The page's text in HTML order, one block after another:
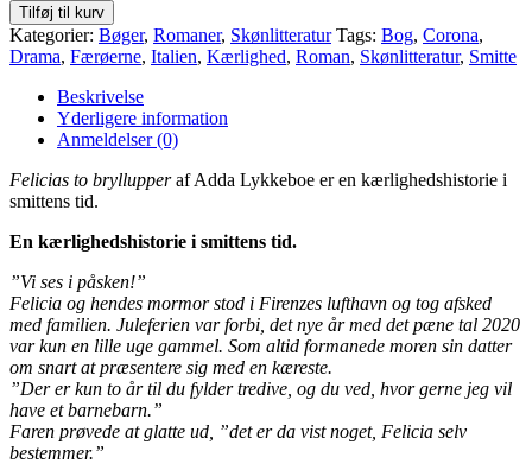
Tilføj til kurv
Kategorier: Bøger, Romaner, Skønlitteratur Tags: Bog, Corona,
Drama, Færøerne, Italien, Kærlighed, Roman, Skønlitteratur, Smitte
Beskrivelse
Yderligere information
Anmeldelser (0)
Felicias to bryllupperaf Adda Lykkeboe er en kærlighedshistorie i
smittens tid.
En kærlighedshistorie i smittens tid.
”Vi ses i påsken!”
Felicia og hendes mormor stod i Firenzes lufthavn og tog afsked
med familien. Juleferien var forbi, det nye år med det pæne tal 2020
var kun en lille uge gammel. Som altid formanede moren sin datter
om snart at præsentere sig med en kæreste.
”Der er kun to år til du fylder tredive, og du ved, hvor gerne jeg vil
have et barnebarn.”
Faren prøvede at glatte ud, ”det er da vist noget, Felicia selv
bestemmer.”